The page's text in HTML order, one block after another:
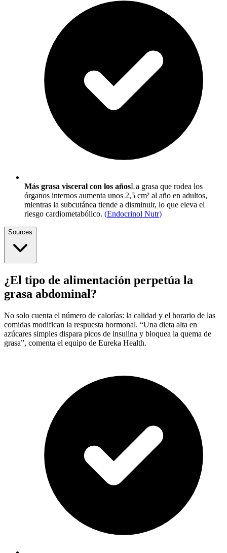
Más grasa visceral con los añosLa grasa que rodea los
órganos internos aumenta unos 2,5 cm² al año en adultos,
mientras la subcutánea tiende a disminuir, lo que eleva el
riesgo cardiometabólico. (Endocrinol Nutr)
Sources
¿El tipo de alimentación perpetúa la
grasa abdominal?
No solo cuenta el número de calorías: la calidad y el horario de las
comidas modifican la respuesta hormonal. “Una dieta alta en
azúcares simples dispara picos de insulina y bloquea la quema de
grasa”, comenta el equipo de Eureka Health.